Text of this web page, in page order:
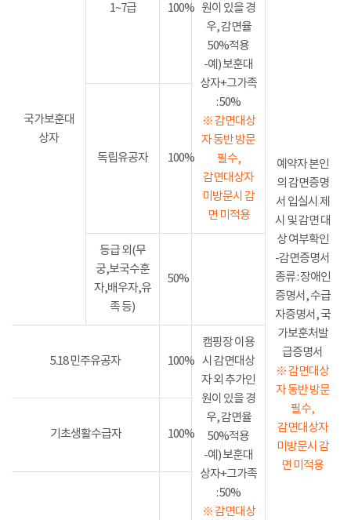
국가보훈대
상자
1~7급 100% 원이 있을 경
우, 감면율
50%적용
-예) 보훈대
상자+그가족
: 50%
※ 감면대상
자 동반 방문
필수,
감면대상자
미방문시 감
면 미적용
예약자 본인
의 감면증명
서 입실시 제
시 및 감면 대
상 여부확인
-감면증명서
종류 : 장애인
증명서, 수급
자증명서, 국
가보훈처발
급증명서
※ 감면대상
자 동반 방문
필수,
감면대상자
미방문시 감
면 미적용
독립유공자 100%
등급 외(무
궁,보국수훈
자,배우자,유
족 등)
50%
5.18 민주유공자 100%
캠핑장 이용
시 감면대상
자 외 추가인
원이 있을 경
우, 감면율
50%적용
-예) 보훈대
상자+그가족
: 50%
※ 감면대상
기초생활수급자 100%